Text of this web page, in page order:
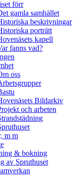
förr
gamla samhället
beskrivningar
porträtt
kapell
fanns vad?
oss
Bildarkiv
och arbeten
m m
& bokning
av Spruthuset